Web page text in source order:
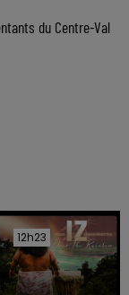
du Centre-Val
12h23
12h23